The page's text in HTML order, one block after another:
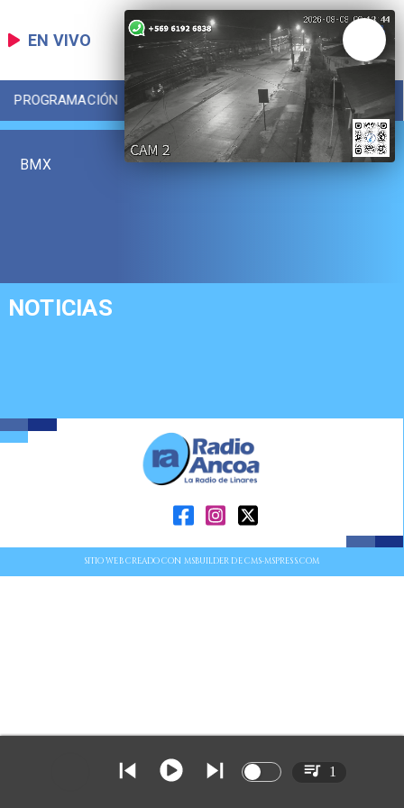
EN VIVO
PROGRAMACIÓN LOCAL DEPORTES
BMX
NOTICIAS
SITIO WEB CREADO CON MSBUILDER DE CMS-MSPRESS.COM
1